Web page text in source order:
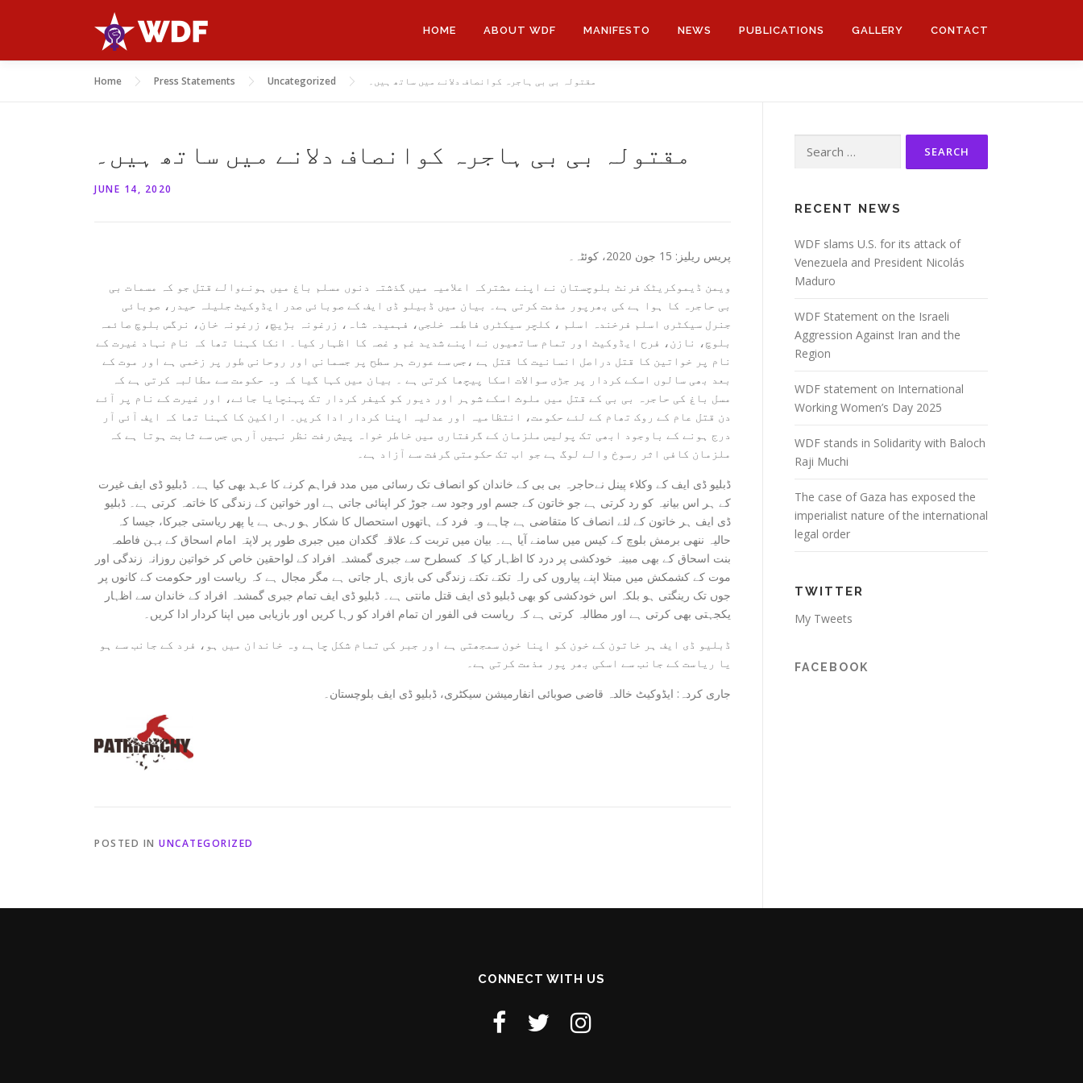
HOME ABOUT WDF MANIFESTO NEWS PUBLICATIONS GALLERY CONTACT
Home Press Statements Uncategorized مقتولہ بی بی ہاجرہ کوانصاف دلانے میں ساتھ ہیں۔
مقتولہ بی بی ہاجرہ کوانصاف دلانے میں ساتھ ہیں۔
JUNE 14, 2020
پریس ریلیز: 15 جون 2020، کوئٹہ۔
ویمن ڈیموکریٹک فرنٹ بلوچستان نے اپنے مشترکہ اعلامیہ میں گذشتہ دنوں مسلم باغ میں ہونےوالے قتل جو کہ مسمات بی
بی حاجرہ کا ہوا ہے کی بھرپور مذمت کرتی ہے۔ بیان میں ڈبیلو ڈی ایف کے صوبائی صدر ایڈوکیٹ جلیلہ حیدر، صوبائی
جنرل سیکٹری اسلم فرخندہ اسلم ، کلچر سیکٹری فاطمہ خلجی، فہمیدہ شاہ، زرغونہ بڑیچ، زرغونہ خان، نرگس بلوچ صائمہ
بلوچ، نازن، فرح ایڈوکیٹ اور تمام ساتھیوں نے اپنے شدید غم و غصہ کا اظہار کیا۔ انکا کہنا تھا کہ نام نہاد غیرت کے
نام پر خواتین کا قتل دراصل انسانیت کا قتل ہے ،جس سے عورت ہر سطح پر جسمانی اور روحانی طور پر زخمی ہے اور موت کے
بعد بھی سالوں اسکے کردار پر جڑی سوالات اسکا پیچھا کرتی ہے ۔ بیان میں کہا گیا کہ وہ حکومت سے مطالبہ کرتی ہے کہ
مسل باغ کی حاجرہ بی بی کے قتل میں ملوث اسکے شوہر اور دیور کو کیفر کردار تک پہنچایا جائے، اور غیرت کے نام پر آئے
دن قتل عام کے روک تھام کے لئے حکومت، انتظامیہ اور عدلیہ اپنا کردار ادا کریں۔ اراکین کا کہنا تھا کہ ایف آئی آر
درج ہونے کے باوجود ابھی تک پولیس ملزمان کے گرفتاری میں خاطر خواہ پیش رفت نظر نہیں آرہی جس سے ثابت ہوتا ہے کہ
ملزمان کافی اثر رسوخ والے لوگ ہے جو اب تک حکومتی گرفت سے آزاد ہے۔
ڈبلیو ڈی ایف کے وکلاء پینل نےحاجرہ بی بی کے خاندان کو انصاف تک رسائی میں مدد فراہم کرنے کا عہد بھی کیا ہے۔ ڈبلیو ڈی ایف غیرت
کے ہر اس بیانیہ کو رد کرتی ہے جو خاتون کے جسم اور وجود سے جوڑ کر اپنائی جاتی ہے اور خواتین کے زندگی کا خاتمہ کرتی ہے۔ ڈبلیو
ڈی ایف ہر خاتون کے لئے انصاف کا متقاضی ہے چاہے وہ فرد کے ہاتھوں استحصال کا شکار ہو رہی ہے یا پھر ریاستی جبرکا، جیسا کہ
حالیہ ننھی برمش بلوچ کے کیس میں سامنے آیا ہے۔ بیان میں تربت کے علاقہ گکدان میں جبری طور پر لاپتہ امام اسحاق کے بہن فاطمہ
بنت اسحاق کے بھی مبینہ خودکشی پر درد کا اظہار کیا کہ کسطرح سے جبری گمشدہ افراد کے لواحقین خاص کر خواتین روزانہ زندگی اور
موت کے کشمکش میں مبتلا اپنے پیاروں کی راہ تکتے تکتے زندگی کی بازی ہار جاتی ہے مگر مجال ہے کہ ریاست اور حکومت کے کانوں پر
جوں تک رینگتی ہو بلکہ اس خودکشی کو بھی ڈبلیو ڈی ایف قتل مانتی ہے۔ ڈبلیو ڈی ایف تمام جبری گمشدہ افراد کے خاندان سے اظہار
یکجہتی بھی کرتی ہے اور مطالبہ کرتی ہے کہ ریاست فی الفور ان تمام افراد کو رہا کریں اور بازیابی میں اپنا کردار ادا کریں۔
ڈبلیو ڈی ایف ہر خاتون کے خون کو اپنا خون سمجھتی ہے اور جبر کی تمام شکل چاہے وہ خاندان میں ہو، فرد کے جانب سے ہو
یا ریاست کے جانب سے اسکی بھر پور مذمت کرتی ہے۔
جاری کردہ: ایڈوکیٹ خالدہ قاضی صوبائی انفارمیشن سیکٹری، ڈبلیو ڈی ایف بلوچستان۔
POSTED IN UNCATEGORIZED
for:
RECENT NEWS
WDF slams U.S. for its attack of
Venezuela and President Nicolás
Maduro
WDF Statement on the Israeli
Aggression Against Iran and the
Region
WDF statement on International
Working Women’s Day 2025
WDF stands in Solidarity with Baloch
Raji Muchi
The case of Gaza has exposed the
imperialist nature of the international
legal order
TWITTER
My Tweets
FACEBOOK
CONNECT WITH US